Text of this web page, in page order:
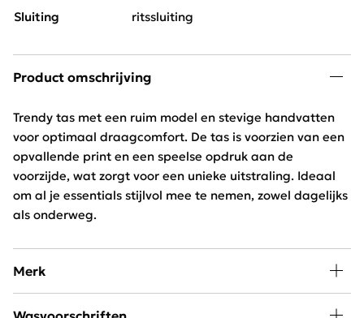
Sluiting
ritssluiting
Product omschrijving
Trendy tas met een ruim model en stevige handvatten
voor optimaal draagcomfort. De tas is voorzien van een
opvallende print en een speelse opdruk aan de
voorzijde, wat zorgt voor een unieke uitstraling. Ideaal
om al je essentials stijlvol mee te nemen, zowel dagelijks
als onderweg.
Merk
De nieuwste musthaves halen wij direct uit Parijs. Deze